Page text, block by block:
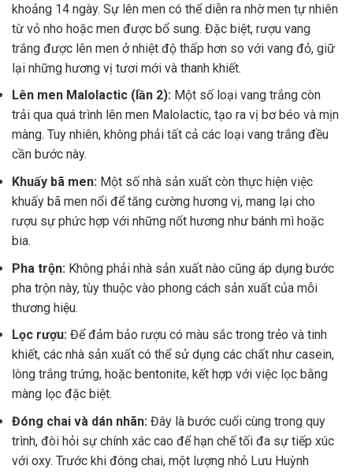
khoảng 14 ngày. Sự lên men có thể diễn ra nhờ men tự nhiên
từ vỏ nho hoặc men được bổ sung. Đặc biệt, rượu vang
trắng được lên men ở nhiệt độ thấp hơn so với vang đỏ, giữ
lại những hương vị tươi mới và thanh khiết.
Lên men Malolactic (lần 2): Một số loại vang trắng còn
trải qua quá trình lên men Malolactic, tạo ra vị bơ béo và mịn
màng. Tuy nhiên, không phải tất cả các loại vang trắng đều
cần bước này.
Khuấy bã men: Một số nhà sản xuất còn thực hiện việc
khuấy bã men nổi để tăng cường hương vị, mang lại cho
rượu sự phức hợp với những nốt hương như bánh mì hoặc
bia.
Pha trộn: Không phải nhà sản xuất nào cũng áp dụng bước
pha trộn này, tùy thuộc vào phong cách sản xuất của mỗi
thương hiệu.
Lọc rượu: Để đảm bảo rượu có màu sắc trong trẻo và tinh
khiết, các nhà sản xuất có thể sử dụng các chất như casein,
lòng trắng trứng, hoặc bentonite, kết hợp với việc lọc bằng
màng lọc đặc biệt.
Đóng chai và dán nhãn: Đây là bước cuối cùng trong quy
trình, đòi hỏi sự chính xác cao để hạn chế tối đa sự tiếp xúc
với oxy. Trước khi đóng chai, một lượng nhỏ Lưu Huỳnh